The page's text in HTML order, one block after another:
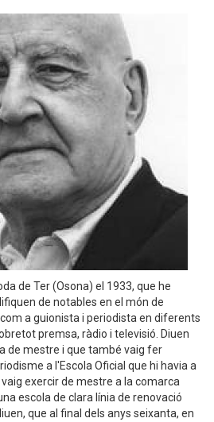
de Ter (Osona) el 1933, que he
de notables en el món de
a guionista i periodista en diferents
premsa, ràdio i televisió. Diuen
de mestre i que també vaig fer
a l'Escola Oficial que hi havia a
exercir de mestre a la comarca
escola de clara línia de renovació
que al final dels anys seixanta, en